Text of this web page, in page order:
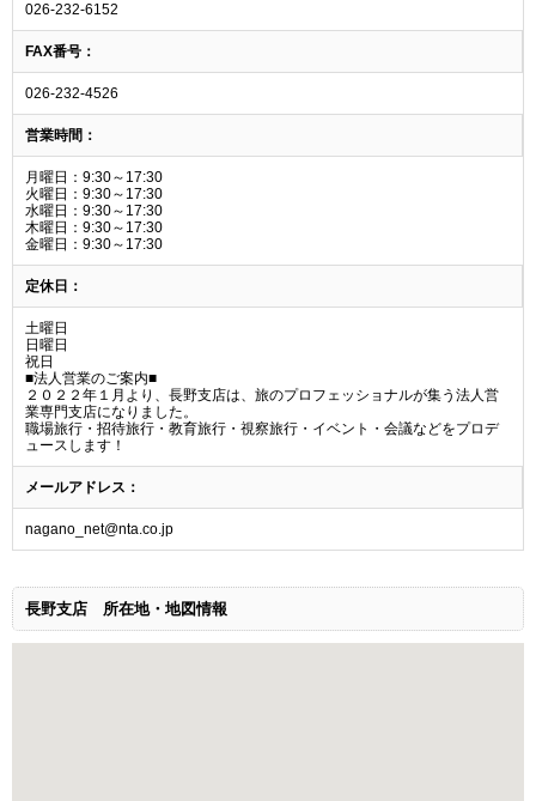
026-232-6152
FAX番号：
026-232-4526
営業時間：
月曜日：9:30～17:30
火曜日：9:30～17:30
水曜日：9:30～17:30
木曜日：9:30～17:30
金曜日：9:30～17:30
定休日：
土曜日
日曜日
祝日
■法人営業のご案内■
２０２２年１月より、長野支店は、旅のプロフェッショナルが集う法人営
業専門支店になりました。
職場旅行・招待旅行・教育旅行・視察旅行・イベント・会議などをプロデ
ュースします！
メールアドレス：
nagano_net@nta.co.jp
長野支店 所在地・地図情報